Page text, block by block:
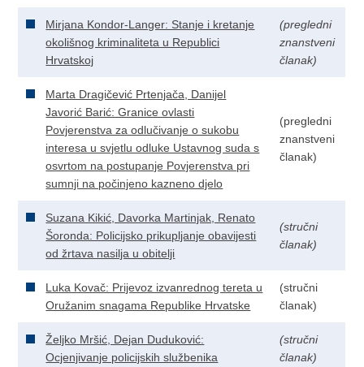
Mirjana Kondor-Langer: Stanje i kretanje
okolišnog kriminaliteta u Republici
Hrvatskoj
(pregledni
znanstveni
članak)
Marta Dragičević Prtenjača, Danijel
Javorić Barić: Granice ovlasti
Povjerenstva za odlučivanje o sukobu
interesa u svjetlu odluke Ustavnog suda s
osvrtom na postupanje Povjerenstva pri
sumnji na počinjeno kazneno djelo
(pregledni
znanstveni
članak)
Suzana Kikić, Davorka Martinjak, Renato
Šoronda: Policijsko prikupljanje obavijesti
od žrtava nasilja u obitelji
(stručni
članak)
Luka Kovač: Prijevoz izvanrednog tereta u
Oružanim snagama Republike Hrvatske
(stručni
članak)
Željko Mršić, Dejan Duduković:
Ocjenjivanje policijskih službenika
(stručni
članak)